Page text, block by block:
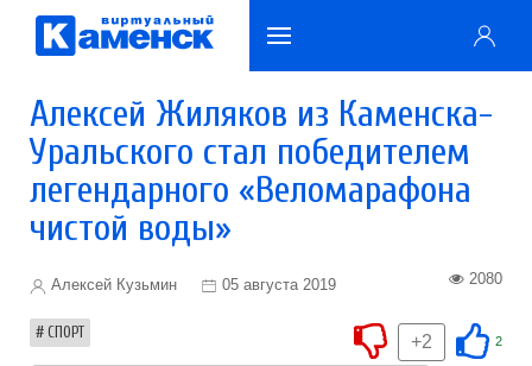
Алексей Жиляков из Каменска-
Уральского стал победителем
легендарного «Веломарафона
чистой воды»
Алексей Кузьмин 05 августа 2019 2080
СПОРТ 2
+2